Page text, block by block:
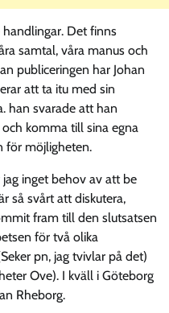
Det finns
samtal, våra manus och
publiceringen har Johan
att ta itu med sin
han svarade att han
komma till sina egna
för möjligheten.
inget behov av att be
så svårt att diskutera,
fram till den slutsatsen
för två olika
pn, jag tvivlar på det)
Ove). I kväll i Göteborg
Rheborg.